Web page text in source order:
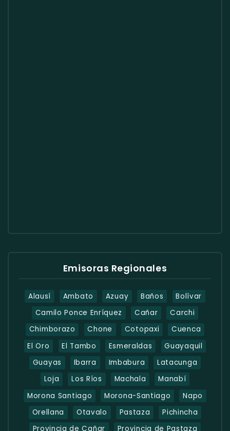
Emisoras Regionales
Alausí Ambato Azuay Baños
Bolívar
Camilo Ponce Enríquez
Cañar
Carchi
Chimborazo
Chone Cotopaxi
Cuenca
El Oro
El Tambo Esmeraldas
Guayaquil
Guayas
Ibarra Imbabura
Latacunga
Loja
Los Ríos Machala
Manabí
Morona Santiago
Morona-Santiago
Napo
Orellana
Otavalo Pastaza
Pichincha
Provincia de Cañar
Provincia de Pastaza